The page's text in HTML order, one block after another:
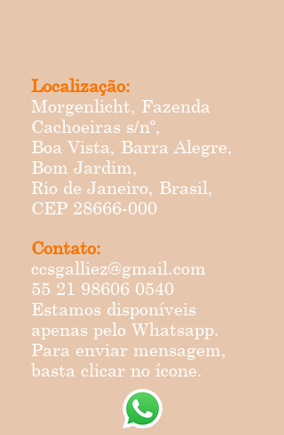
Localização:
Morgenlicht, Fazenda
Cachoeiras s/nº,
Boa Vista, Barra Alegre,
Bom Jardim,
Rio de Janeiro, Brasil,
CEP 28666-000
Contato:
ccsgalliez@gmail.com
55 21 98606 0540
Estamos disponíveis
apenas pelo Whatsapp.
Para enviar mensagem,
basta clicar no ícone.